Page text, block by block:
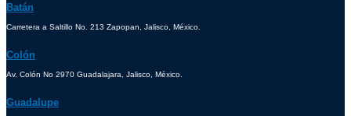
Batán
Carretera a Saltillo No. 213 Zapopan, Jalisco, México.
Colón
Av. Colón No 2970 Guadalajara, Jalisco, México.
Guadalupe